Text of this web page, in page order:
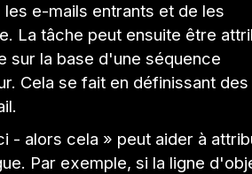
e-mails entrants et de les
La tâche peut ensuite être
sur la base d'une séquence
Cela se fait en définissant
- alors cela » peut aider à
Par exemple, si la ligne